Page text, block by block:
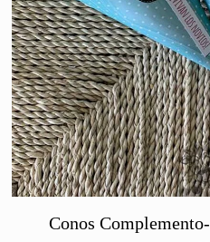
Conos